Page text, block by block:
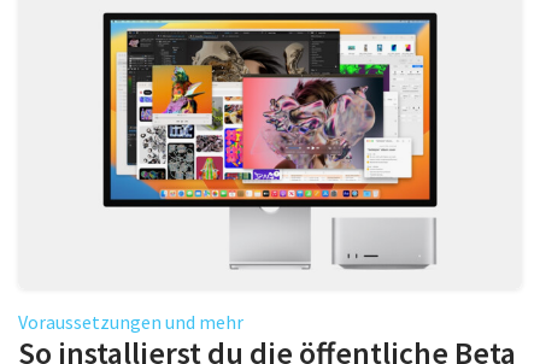
Voraussetzungen und mehr
So installierst du die öffentliche Beta